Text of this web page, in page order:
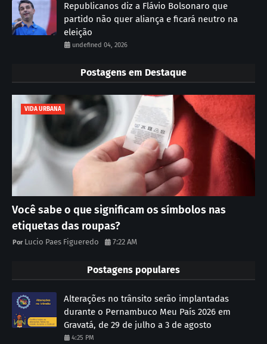
Republicanos diz a Flávio Bolsonaro que
partido não quer aliança e ficará neutro na
eleição
undefined 04, 2026
Postagens em Destaque
VIDA URBANA
Você sabe o que significam os símbolos nas
etiquetas das roupas?
Lucio Paes Figueredo 7:22 AM
Postagens populares
Alterações no trânsito serão implantadas
durante o Pernambuco Meu País 2026 em
Gravatá, de 29 de julho a 3 de agosto
4:25 PM